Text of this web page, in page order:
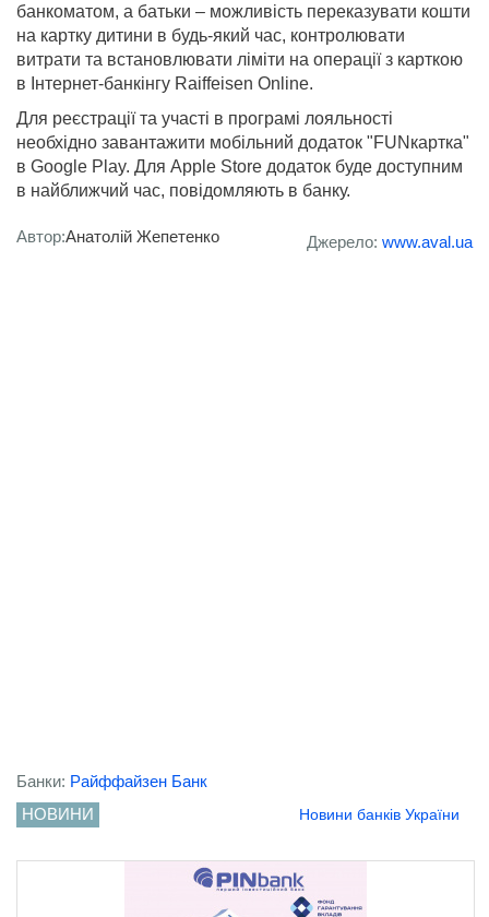
банкоматом, а батьки – можливість переказувати кошти
на картку дитини в будь-який час, контролювати
витрати та встановлювати ліміти на операції з карткою
в Інтернет-банкінгу Raiffeisen Online.
Для реєстрації та участі в програмі лояльності
необхідно завантажити мобільний додаток "FUNкартка"
в Google Play. Для Apple Store додаток буде доступним
в найближчий час, повідомляють в банку.
Автор:Анатолій Жепетенко Джерело: www.aval.ua
Банки: Райффайзен Банк
НОВИНИ
Новини банків України